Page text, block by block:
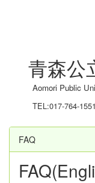
青森公
Aomori Public
TEL:017-764-1551
FAQ